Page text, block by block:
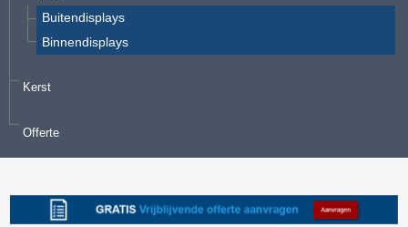
Buitendisplays
Binnendisplays
Kerst
Offerte